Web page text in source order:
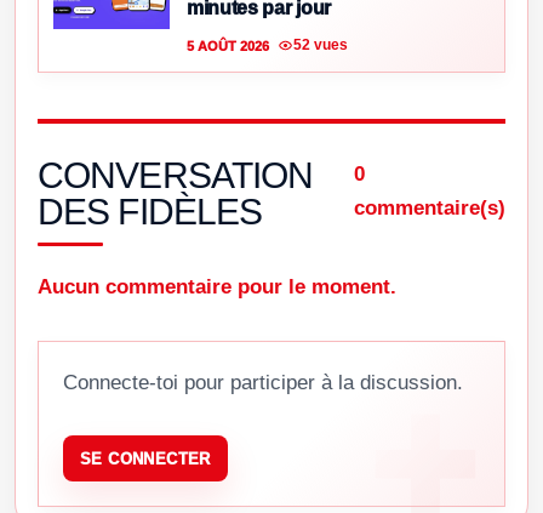
minutes par jour
5 AOÛT 2026 52 vues
CONVERSATION
DES FIDÈLES
0
commentaire(s)
Aucun commentaire pour le moment.
Connecte-toi pour participer à la discussion.
SE CONNECTER